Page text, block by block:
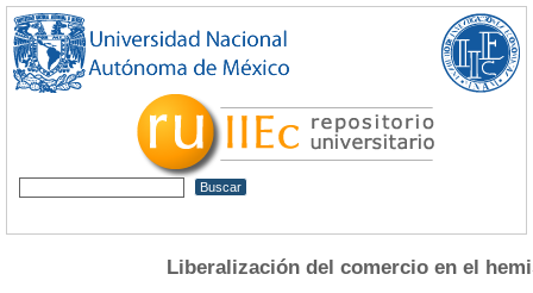
Liberalización del comercio en el